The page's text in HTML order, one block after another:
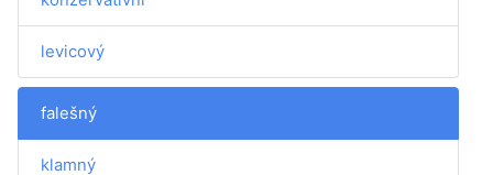
levicový
falešný
klamný